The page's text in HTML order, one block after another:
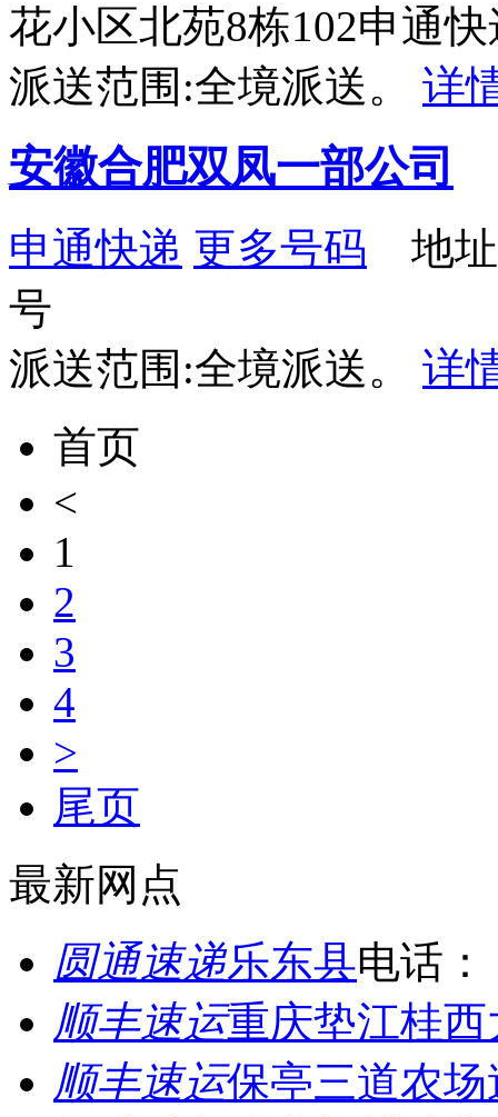
花小区北苑8栋102申通
派送范围:全境派送。 详
安徽合肥双凤一部公司
申通快递 更多号码 地址
号
派送范围:全境派送。 详
首页
<
1
2
3
4
>
尾页
最新网点
圆通速递乐东县电话：
顺丰速运重庆垫江桂
顺丰速运保亭三道农